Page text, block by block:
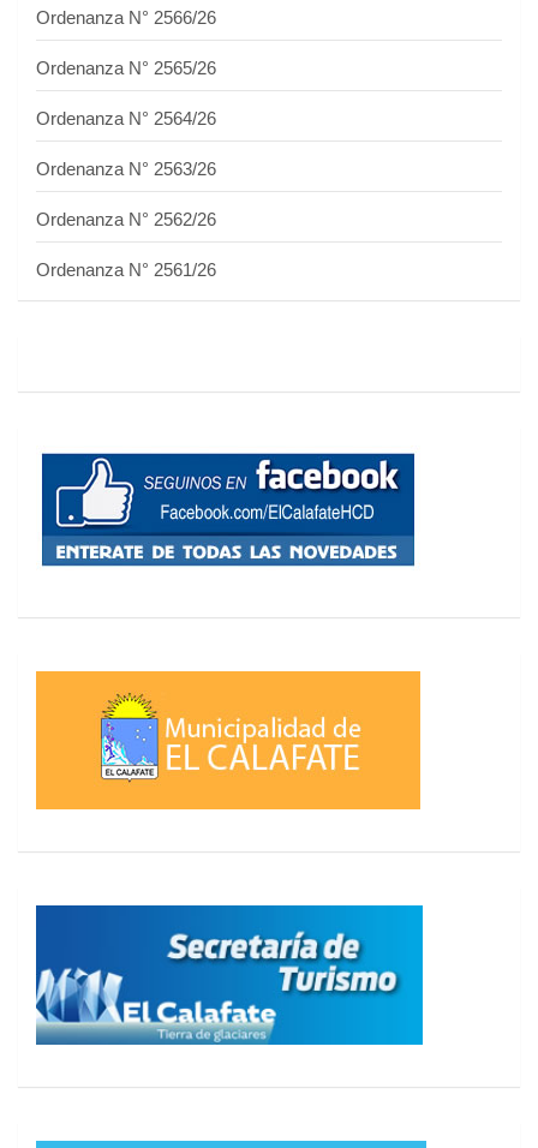
Ordenanza N° 2566/26
Ordenanza N° 2565/26
Ordenanza N° 2564/26
Ordenanza N° 2563/26
Ordenanza N° 2562/26
Ordenanza N° 2561/26